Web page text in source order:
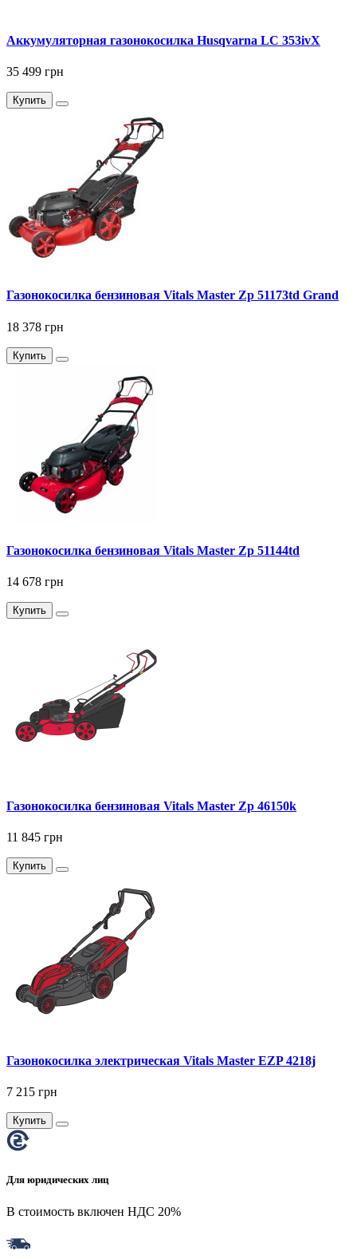
Аккумуляторная газонокосилка Husqvarna LC 353ivX
35 499 грн
Купить
Газонокосилка бензиновая Vitals Master Zp 51173td Grand
18 378 грн
Купить
Газонокосилка бензиновая Vitals Master Zp 51144td
14 678 грн
Купить
Газонокосилка бензиновая Vitals Master Zp 46150k
11 845 грн
Купить
Газонокосилка электрическая Vitals Master EZP 4218j
7 215 грн
Купить
Для юридических лиц
В стоимость включен НДС 20%